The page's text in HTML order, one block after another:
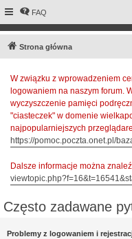
FAQ
Strona główna
W związku z wprowadzeniem
logowaniem na naszym forum.
wyczyszczenie pamięci
"ciasteczek" w domenie
najpopularniejszych
https://pomoc.poczta.onet.pl/
Dalsze informacje można
Często zadawane
Problemy z logowaniem i